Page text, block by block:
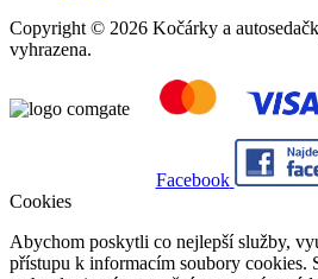
Copyright © 2026 Kočárky a
vyhrazena.
Facebook
Cookies
Abychom poskytli co nejlepší služby,
přístupu k informacím soubory cookies.